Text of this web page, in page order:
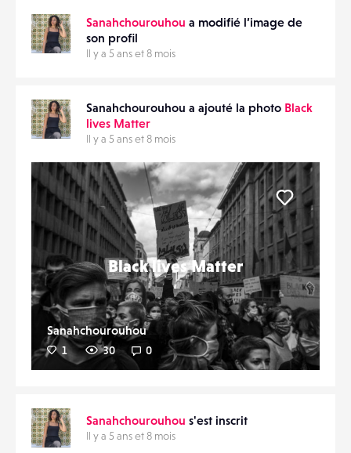
ÉVÉNEMENTS
Sanahchourouhou a modifié l’image de
son profil
Il y a 5 ans et 8 mois
Sanahchourouhou a ajouté la photo Black
lives Matter
Il y a 5 ans et 8 mois
Black lives Matter
Sanahchourouhou
1 30 0
Liker
Sanahchourouhou s'est inscrit
Il y a 5 ans et 8 mois